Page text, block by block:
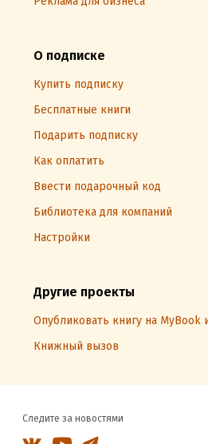
О подписке
Купить подписку
Бесплатные книги
Подарить подписку
Как оплатить
Ввести подарочный код
Библиотека для компаний
Настройки
Другие проекты
Опубликовать книгу на MyBook
Книжный вызов
Следите за новостями